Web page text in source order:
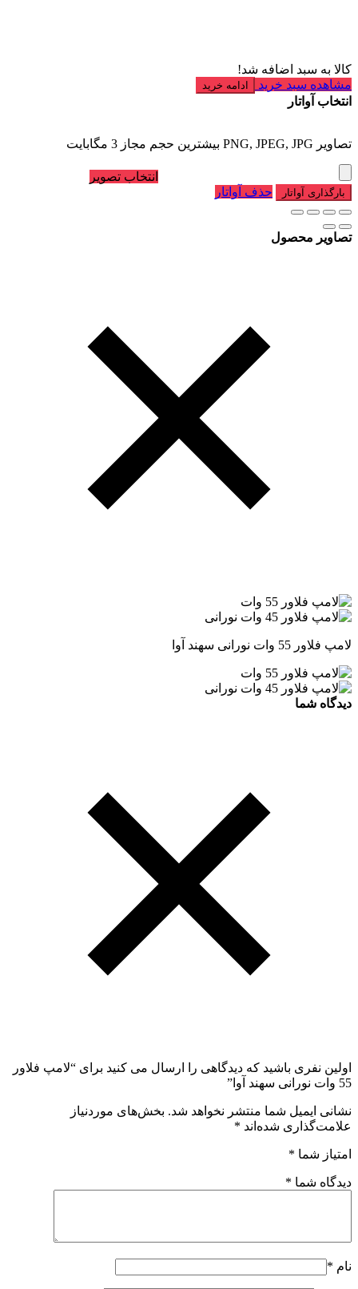
کالا به سبد اضافه شد!
مشاهده سبد خرید
ادامه خرید
انتخاب آواتار
تصاویر PNG, JPEG, JPG بیشترین حجم مجاز 3 مگابایت
انتخاب تصویر
بارگذاری آواتار حذف آواتار
تصاویر محصول
لامپ فلاور 55 وات نورانی سهند آوا
دیدگاه شما
اولین نفری باشید که دیدگاهی را ارسال می کنید برای “لامپ فلاور
55 وات نورانی سهند آوا”
نشانی ایمیل شما منتشر نخواهد شد. بخش‌های موردنیاز
علامت‌گذاری شده‌اند *
امتیاز شما *
دیدگاه شما *
نام *